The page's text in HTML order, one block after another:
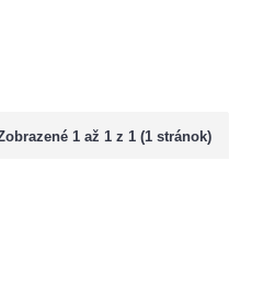
1 až 1 z 1 (1 stránok)